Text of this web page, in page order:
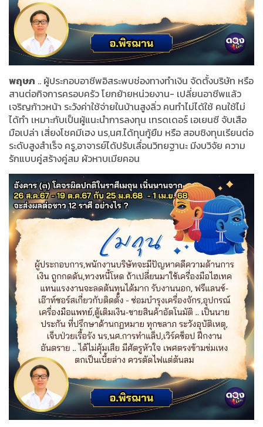
พฤษภ .. ผู้ประกอบอาชีพอิสระพบช่องทางทำเงิน จัดตั้งบริษัท หรือ
สานต่อกิจการครอบครัว โยกย้ายหน่วยงาน- เปลี่ยนอาชีพแล้ว
เจริญก้าวหน้า ระวังค่าใช้จ่ายในบ้านสูงลิ่ว คนทำไม่ได้ใช้ คนใช้ไม่
ได้ทำ เหมาะกับเป็นผู้แนะนำการลงทุน เทรดเดอร์ เอเยนซี จับเสือ
มือเปล่า เสี่ยงโชคมีเฮง นร,นศ.ได้ทุนกู้ยืม หรือ สอบชิงทุนเรียนต่อ
ระดับสูงสำเร็จ ครู,อาจารย์ได้ปรับเลื่อนวิทยฐานะ มีงบวิจัย ความ
รักแบบคู่สร้างคู่สม ผัวหาบเมียคอน